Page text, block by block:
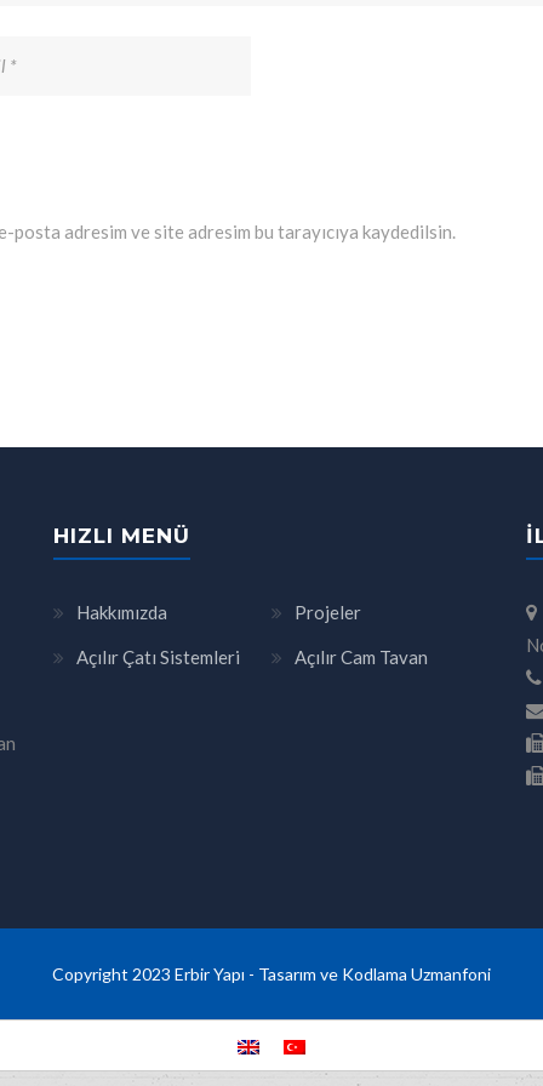
posta adresim ve site adresim bu tarayıcıya kaydedilsin.
HIZLI MENÜ
Hakkımızda Projeler
Açılır Çatı Sistemleri Açılır Cam Tavan
Copyright 2023 Erbir Yapı - Tasarım ve Kodlama Uzmanfoni